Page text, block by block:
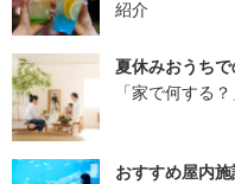
紹介
夏休みおうち
「家で何する
おすすめ屋内